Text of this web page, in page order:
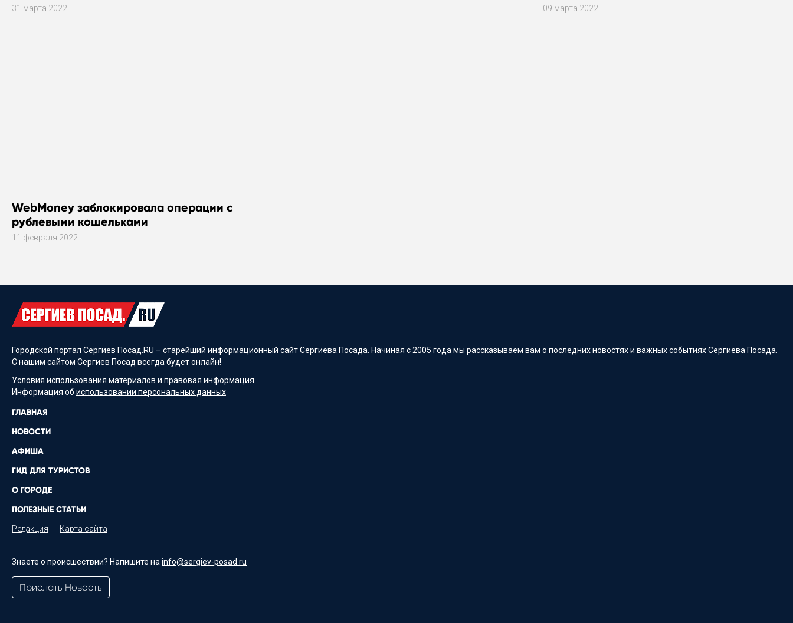
31 марта 2022 09 марта 2022
WebMoney заблокировала операции с
рублевыми кошельками
11 февраля 2022
Городской портал Сергиев Посад.RU – старейший информационный сайт Сергиева Посада. Начиная с 2005 года мы рассказываем вам о последних новостях и важных событиях Сергиева Посада.
С нашим сайтом Сергиев Посад всегда будет онлайн!
Условия использования материалов и правовая информация
Информация об использовании персональных данных
ГЛАВНАЯ
НОВОСТИ
АФИША
ГИД ДЛЯ ТУРИСТОВ
О ГОРОДЕ
ПОЛЕЗНЫЕ СТАТЬИ
Редакция Карта сайта
Знаете о происшествии? Напишите на info@sergiev-posad.ru
Прислать Новость